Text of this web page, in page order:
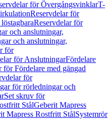
för ÖvergångsvinklarT-
Reservdelar för
Reservdelar för
och anslutningar,
och anslutningar,
för
för AnslutningarFördelare
för Fördelare med gängad
för
för rörledningar och
Set skruv för
StålGeberit Mapress
Mapress Rostfritt StålSystemrör